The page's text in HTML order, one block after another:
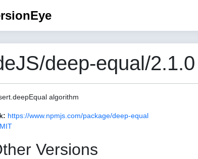
deep-equal/2.1.0
algorithm
https://www.npmjs.com/package/deep-equal
MIT
Versions